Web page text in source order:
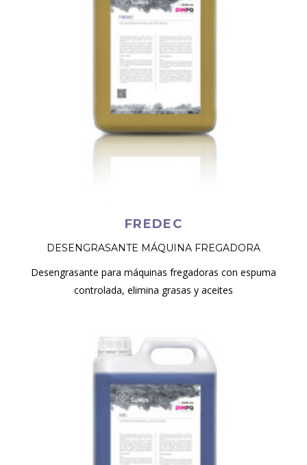
FREDEC
DESENGRASANTE MÁQUINA FREGADORA
Desengrasante para máquinas fregadoras con espuma
controlada, elimina grasas y aceites